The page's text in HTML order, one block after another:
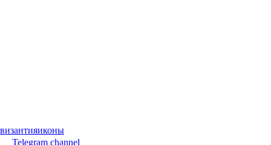
византияиконы
Telegram channel